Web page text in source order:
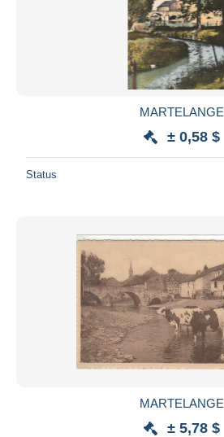
MARTELANGE
± 0,58 $
Status
MARTELANGE
± 5,78 $